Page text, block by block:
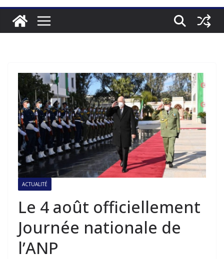
ACTUALITÉ
Le 4 août officiellement
Journée nationale de
l’ANP